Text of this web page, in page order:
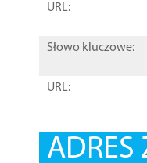
URL:
Słowo kluczowe:
URL:
ADRES